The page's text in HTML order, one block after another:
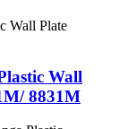
Wall
8831M